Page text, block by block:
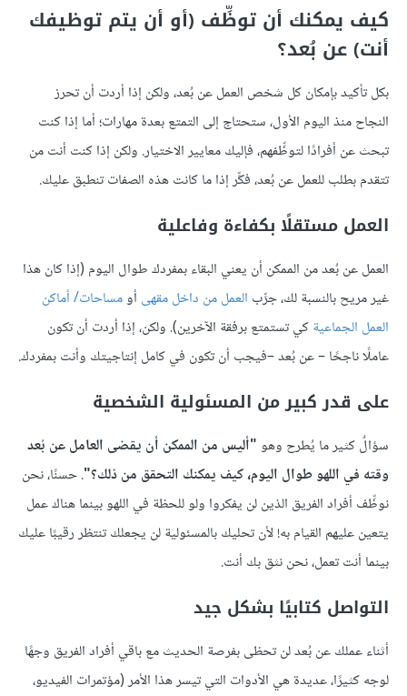
كيف يمكنك أن توظِّف (أو أن يتم توظيفك
أنت) عن بُعد؟
بكل تأكيد بإمكان كل شخص العمل عن بُعد، ولكن إذا أردت أن تحرز
النجاح منذ اليوم الأول، ستحتاج إلى التمتع بعدة مهارات؛ أما إذا كنت
تبحث عن أفرادًا لتوظِّفهم، فإليك معايير الاختيار. ولكن إذا كنت أنت من
تتقدم بطلب للعمل عن بُعد، فكِّر إذا ما كانت هذه الصفات تنطبق عليك.
العمل مستقلًا بكفاءة وفاعلية
العمل عن بُعد من الممكن أن يعني البقاء بمفردك طوال اليوم (إذا كان هذا
غير مريح بالنسبة لك، جرِّب العمل من داخل مقهى أومساحات/ أماكن
العمل الجماعيةكي تستمتع برفقة الآخرين). ولكن، إذا أردت أن تكون
عاملًا ناجحًا – عن بُعد –فيجب أن تكون في كامل إنتاجيتك وأنت بمفردك.
على قدر كبير من المسئولية الشخصية
سؤالٌ كثير ما يُطرح وهو"أليس من الممكن أن يقضى العامل عن بُعد
وقته في اللهو طوال اليوم، كيف يمكنك التحقق من ذلك؟". حسنًا، نحن
نوظِّف أفراد الفريق الذين لن يفكروا ولو للحظة في اللهو بينما هناك عمل
يتعين عليهم القيام به! لأن تحليك بالمسئولية لن يجعلك تنتظر رقيبًا عليك
بينما أنت تعمل، نحن نثق بك أنت.
التواصل كتابيًا بشكل جيد
أثناء عملك عن بُعد لن تحظى بفرصة الحديث مع باقي أفراد الفريق وجهًا
لوجه كثيرًا، عديدة هي الأدوات التي تيسر هذا الأمر (مؤتمرات الفيديو،